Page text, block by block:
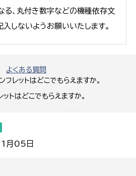
よくある質問
フレットはどこでもらえますか。
トはどこでもらえますか。
月05日
、丸付き数字などの機種依存文
しないようお願いいたします。